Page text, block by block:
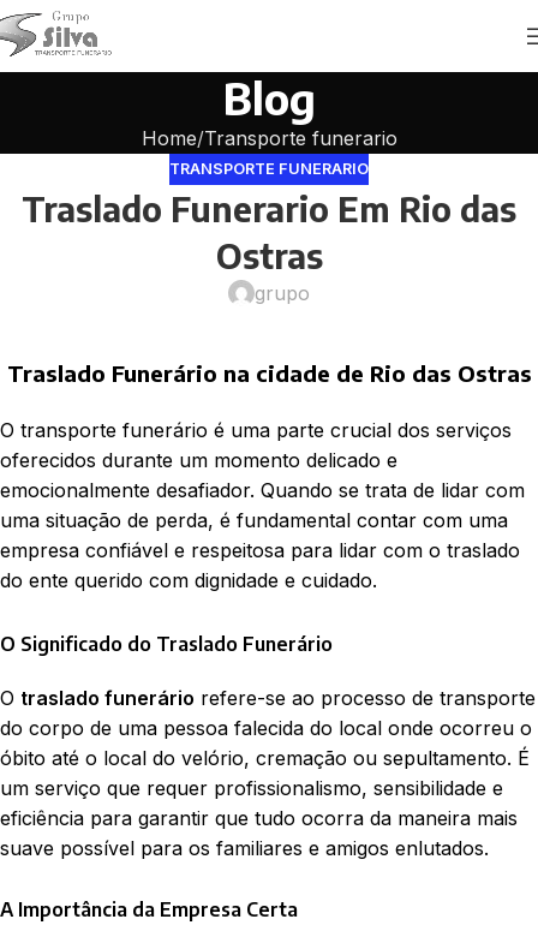
Blog
Home Transporte funerario
TRANSPORTE FUNERARIO
Traslado Funerario Em Rio das
Ostras
grupo
Traslado Funerário na cidade de Rio das Ostras
O transporte funerário é uma parte crucial dos serviços
oferecidos durante um momento delicado e
emocionalmente desafiador. Quando se trata de lidar com
uma situação de perda, é fundamental contar com uma
empresa confiável e respeitosa para lidar com o traslado
do ente querido com dignidade e cuidado.
O Significado do Traslado Funerário
O traslado funerário refere-se ao processo de transporte
do corpo de uma pessoa falecida do local onde ocorreu o
óbito até o local do velório, cremação ou sepultamento. É
um serviço que requer profissionalismo, sensibilidade e
eficiência para garantir que tudo ocorra da maneira mais
suave possível para os familiares e amigos enlutados.
A Importância da Empresa Certa